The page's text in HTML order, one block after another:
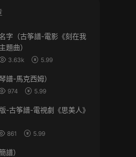
字（古筝譜-電影《刻在我
題曲）
3.63k 5.99
譜-馬克西姆）
974 5.99
-古筝譜-電視劇《思美人》
861 5.99
譜）